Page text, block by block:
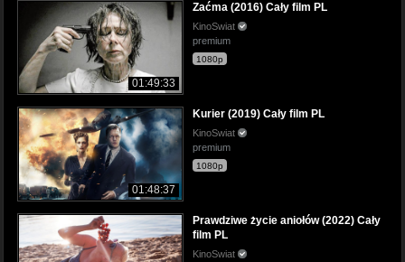
01:49:33
Zaćma (2016) Cały film PL
KinoSwiat
premium
1080p
01:48:37
Kurier (2019) Cały film PL
KinoSwiat
premium
1080p
Prawdziwe życie aniołów (2022) Cały
film PL
KinoSwiat